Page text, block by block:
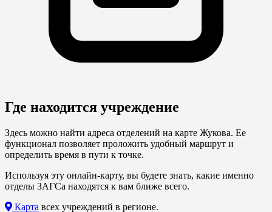
Где находится учреждение
Здесь можно найти адреса отделений на карте Жукова. Ее
функционал позволяет проложить удобный маршрут и
определить время в пути к точке.
Используя эту онлайн-карту, вы будете знать, какие именно
отделы ЗАГСа находятся к вам ближе всего.
Карта всех учреждений в регионе.